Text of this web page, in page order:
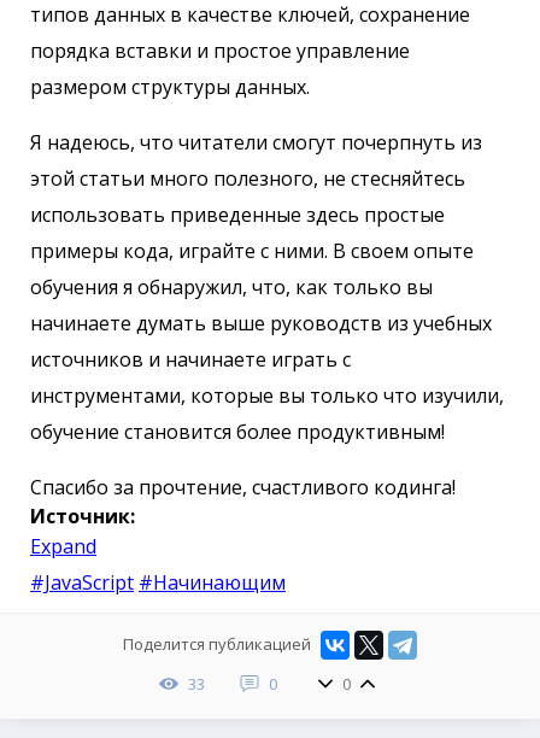
типов данных в качестве ключей, сохранение
порядка вставки и простое управление
размером структуры данных.
Я надеюсь, что читатели смогут почерпнуть из
этой статьи много полезного, не стесняйтесь
использовать приведенные здесь простые
примеры кода, играйте с ними. В своем опыте
обучения я обнаружил, что, как только вы
начинаете думать выше руководств из учебных
источников и начинаете играть с
инструментами, которые вы только что изучили,
обучение становится более продуктивным!
Спасибо за прочтение, счастливого кодинга!
Источник:
Expand
#JavaScript #Начинающим
Поделится публикацией
33
0 0